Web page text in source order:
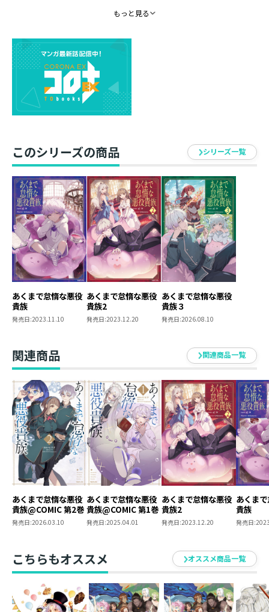
究極の怠惰を目指すリュークは、迷宮都市ゴルゴンを訪
修学旅行でもスイートルームで寝ていたいと、“皆が強く
なったらボクが楽できるだろう作戦”を決行する！ ゲー
ムの主人公・ダンを成長させるため強引に聖剣覚醒イベ
ントを発生させ、王女エリーナをリーダーに無理やり指
名。勝手に敵を倒してくれる最強のパーティーを裏から
作り上げていく！ ダンジョン50階層で黒龍まで倒して
ことで、ダンのルートを狭めすぎている問題が発生して
しまい…？
これでは断罪ルートを回避できないかもと何故かサブヒ
ロイン3人を招集するのであった。
脱力系王子のマジカル・サボタージュファンタジー第３
弾！
・著：イコ
ライトノベル作家。怠惰な主人公と、なぜか周囲が盛り
上がっていく勘違いコメディを好んで執筆しておりま
す。読者に楽しく笑ってもらえる物語を目指し、今日も
締切と戦いながら机に向かっている毎日です。よろしく
・イラスト：kodamazon
小さきもの達が安心して怠惰でいられるために、バルに
なったつもりで頑張るぞ！
もっと見る
このシリーズの商品 シリーズ一覧
あくまで怠惰な悪役
貴族
発売日:2023.11.10
あくまで怠惰な悪役
貴族2
発売日:2023.12.20
あくまで怠惰な悪役
貴族３
発売日:2026.08.10
関連商品 関連商品一覧
あくまで怠惰な悪役
貴族@COMIC 第2巻
発売日:2026.03.10
あくまで怠惰な悪役
貴族@COMIC 第1巻
発売日:2025.04.01
あくまで怠惰な悪役
貴族2
発売日:2023.12.20
あくま
貴族
発売日:
こちらもオススメ オススメ商品一覧